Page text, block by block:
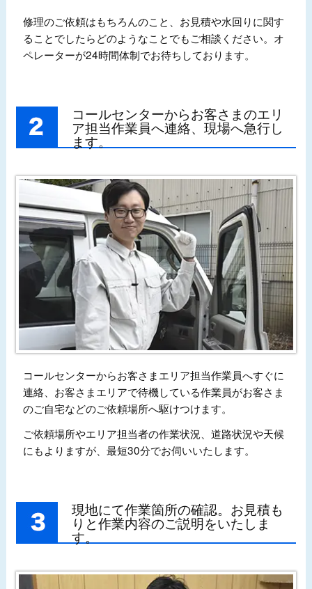
修理のご依頼はもちろんのこと、お見積や水回りに関す
ることでしたらどのようなことでもご相談ください。オ
ペレーターが24時間体制でお待ちしております。
コールセンターからお客さまのエリ
ア担当作業員へ連絡、現場へ急行し
ます。
コールセンターからお客さまエリア担当作業員へすぐに
連絡、お客さまエリアで待機している作業員がお客さま
のご自宅などのご依頼場所へ駆けつけます。
ご依頼場所やエリア担当者の作業状況、道路状況や天候
にもよりますが、最短30分でお伺いいたします。
現地にて作業箇所の確認。お見積も
りと作業内容のご説明をいたしま
す。